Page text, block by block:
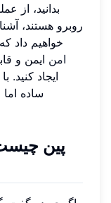
بدانید، از
روبرو هستند،
خواهیم داد
امن ایمن و
ایجاد کنید.
ساده
پین